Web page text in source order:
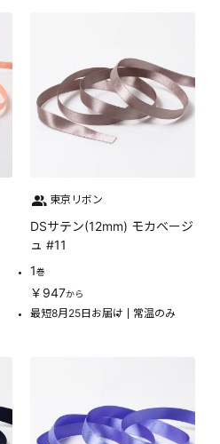
東京リボン
DSサテン(12mm) モカベージ
ュ #11
1巻
￥947から
最短8月25日お届け 常温のみ